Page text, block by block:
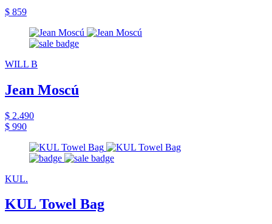
$ 859
WILL B
Jean Moscú
$ 2.490
$ 990
KUL.
KUL Towel Bag